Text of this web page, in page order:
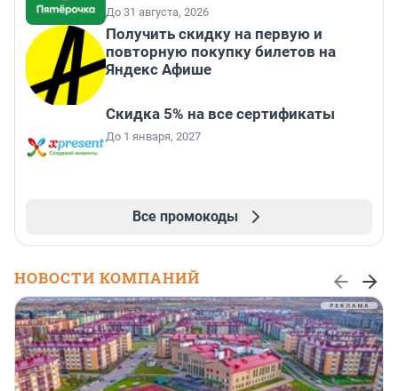
До 31 августа, 2026
Получить скидку на первую и
повторную покупку билетов на
Яндекс Афише
Скидка 5% на все сертификаты
До 1 января, 2027
Все промокоды
НОВОСТИ КОМПАНИЙ